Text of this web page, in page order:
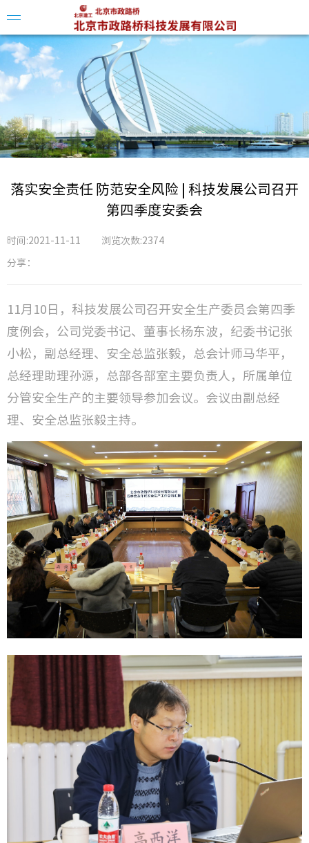
企业简
领导介
技术成
研发方
工程监
城市更
落实安全责任 防范安全风险 | 科技发展公司召开
第四季度安委会
时间:2021-11-11 浏览次数:2374
分享：
11月10日，科技发展公司召开安全生产委员会第四季
度例会，公司党委书记、董事长杨东波，纪委书记张
小松，副总经理、安全总监张毅，总会计师马华平，
总经理助理孙源，总部各部室主要负责人，所属单位
分管安全生产的主要领导参加会议。会议由副总经
理、安全总监张毅主持。